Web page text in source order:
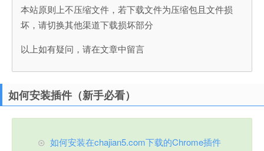
本站原则上不压缩文件，若下载文件为压缩包且文件损
坏，请切换其他渠道下载损坏部分
以上如有疑问，请在文章中留言
如何安装插件（新手必看）
如何安装在chajian5.com下载的Chrome插件